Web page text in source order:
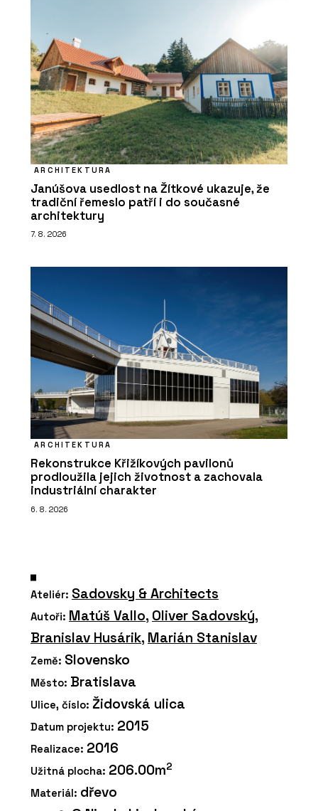
ARCHITEKTURA
Janúšova usedlost na Žítkové ukazuje, že
tradiční řemeslo patří i do současné
architektury
7. 8. 2026
ARCHITEKTURA
Rekonstrukce Křižíkových pavilonů
prodloužila jejich životnost a zachovala
industriální charakter
6. 8. 2026
Ateliér: Sadovsky & Architects
Autoři: Matúš Vallo, Oliver Sadovský,
Branislav Husárik, Marián Stanislav
Země: Slovensko
Město: Bratislava
Ulice, číslo: Židovská ulica
Datum projektu: 2015
Realizace: 2016
Užitná plocha: 206.00m2
Materiál: dřevo